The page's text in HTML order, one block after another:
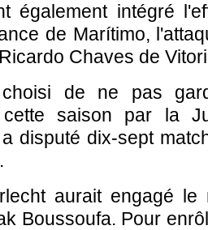
également intégré
de Marítimo,
Chaves de
de ne pas
cette saison par la
disputé dix-sept
aurait engagé le
Boussoufa. Pour